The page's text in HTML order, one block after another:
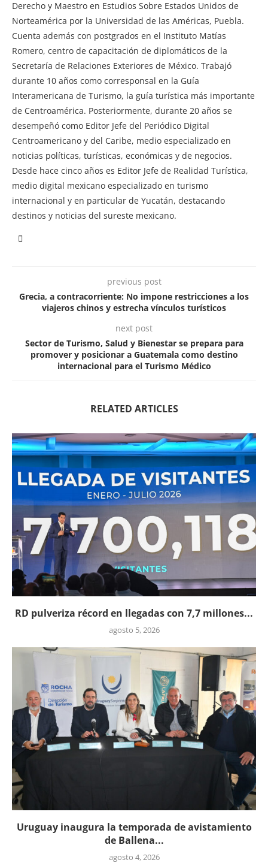
Derecho y Maestro en Estudios Sobre Estados Unidos de
Norteamérica por la Universidad de las Américas, Puebla.
Cuenta además con postgrados en el Instituto Matías
Romero, centro de capacitación de diplomáticos de la
Secretaría de Relaciones Exteriores de México. Trabajó
durante 10 años como corresponsal en la Guía
Interamericana de Turismo, la guía turística más importante
de Centroamérica. Posteriormente, durante 20 años se
desempeñó como Editor Jefe del Periódico Digital
Centroamericano y del Caribe, medio especializado en
noticias políticas, turísticas, económicas y de negocios.
Desde hace cinco años es Editor Jefe de Realidad Turística,
medio digital mexicano especializado en turismo
internacional y en particular de Yucatán, destacando
destinos y noticias del sureste mexicano.
previous post
Grecia, a contracorriente: No impone restricciones a los
viajeros chinos y estrecha vínculos turísticos
next post
Sector de Turismo, Salud y Bienestar se prepara para
promover y posicionar a Guatemala como destino
internacional para el Turismo Médico
RELATED ARTICLES
RD pulveriza récord en llegadas con 7,7 millones...
agosto 5, 2026
Uruguay inaugura la temporada de avistamiento
de Ballena...
agosto 4, 2026